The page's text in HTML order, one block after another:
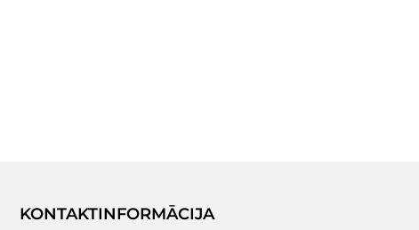
KONTAKTINFORMĀCIJA